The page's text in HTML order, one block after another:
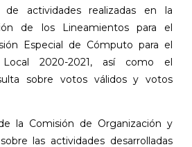
de actividades realizadas en la
de los Lineamientos para el
Especial de Cómputo para el
Local 2020-2021, así como el
sobre votos válidos y votos
la Comisión de Organización y
las actividades desarrolladas